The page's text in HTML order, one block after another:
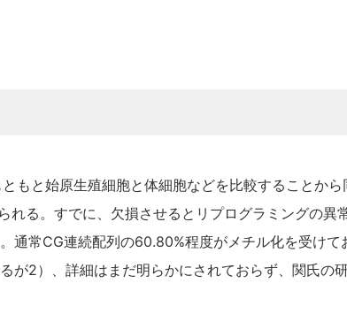
もと始原生殖細胞と体細胞などを比較することか
る。すでに、欠損させるとリプログラミングの異
通常CG連続配列の60.80%程度がメチル化を受けて
が2）、詳細はまだ明らかにされておらず、関氏の